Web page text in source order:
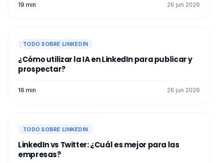
19 min 26 jun 2026
TODO SOBRE LINKEDIN
¿Cómo utilizar la IA en LinkedIn para publicar y
prospectar?
16 min 26 jun 2026
TODO SOBRE LINKEDIN
LinkedIn vs Twitter: ¿Cuál es mejor para las
empresas?